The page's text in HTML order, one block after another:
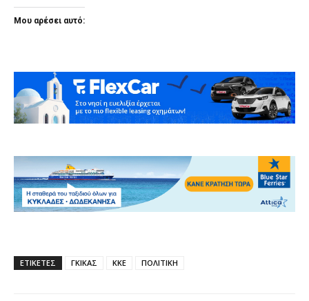
Μου αρέσει αυτό:
ΕΤΙΚΕΤΕΣ ΓΚΙΚΑΣ ΚΚΕ ΠΟΛΙΤΙΚΗ